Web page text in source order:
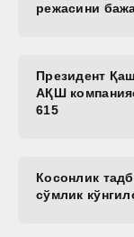
режасини
Президент
АҚШ
615
Косонлик
сўмлик